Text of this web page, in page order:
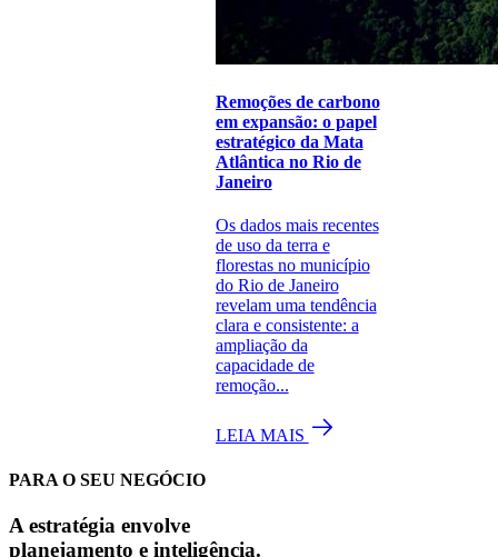
Remoções de carbono
em expansão: o papel
estratégico da Mata
Atlântica no Rio de
Janeiro
Os dados mais recentes
de uso da terra e
florestas no município
do Rio de Janeiro
revelam uma tendência
clara e consistente: a
ampliação da
capacidade de
remoção...
LEIA MAIS
PARA O SEU NEGÓCIO
A estratégia envolve
planejamento e inteligência.